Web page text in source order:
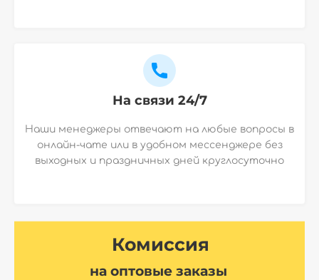
На связи 24/7
Наши менеджеры отвечают на любые вопросы в
онлайн-чате или в удобном мессенджере без
выходных и праздничных дней круглосуточно
Комиссия
на оптовые заказы